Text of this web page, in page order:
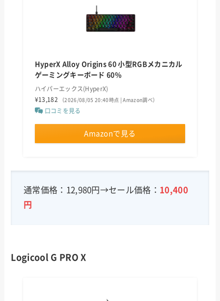
HyperX Alloy Origins 60 小型RGBメカニカル
ゲーミングキーボード 60%
ハイパーエックス(HyperX)
¥13,182
（2026/08/05 20:40時点 | Amazon調べ）
口コミを見る
Amazonで見る
通常価格：12,980円→セール価格： 10,400
円
Logicool G PRO X